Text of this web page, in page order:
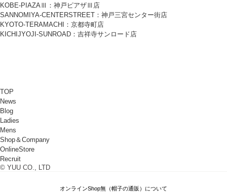
KOBE-PIAZAⅢ：神戸ピアザⅢ店
SANNOMIYA-CENTERSTREET：神戸三宮センター街店
KYOTO-TERAMACHI：京都寺町店
KICHIJYOJI-SUNROAD：吉祥寺サンロード店
TOP
News
Blog
Ladies
Mens
Shop＆Company
OnlineStore
Recruit
© YUU CO., LTD
オンラインShop無（帽子の通販）について